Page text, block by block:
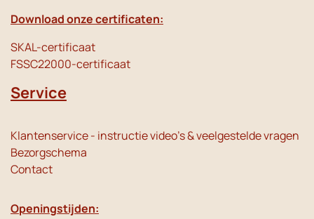
Download onze certificaten:
SKAL-certificaat
FSSC22000-certificaat
Service
Klantenservice - instructie video's & veelgestelde vragen
Bezorgschema
Contact
Openingstijden: